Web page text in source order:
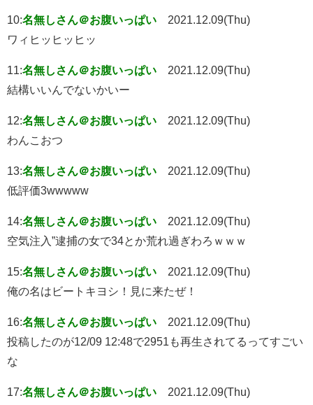
10:名無しさん＠お腹いっぱい
2021.12.09(Thu)
ワィヒッヒッヒッ
11:名無しさん＠お腹いっぱい
2021.12.09(Thu)
結構いいんでないかいー
12:名無しさん＠お腹いっぱい
2021.12.09(Thu)
わんこおつ
13:名無しさん＠お腹いっぱい
2021.12.09(Thu)
低評価3wwwww
14:名無しさん＠お腹いっぱい
2021.12.09(Thu)
空気注入”逮捕の女で34とか荒れ過ぎわろｗｗｗ
15:名無しさん＠お腹いっぱい
2021.12.09(Thu)
俺の名はビートキヨシ！見に来たぜ！
16:名無しさん＠お腹いっぱい
2021.12.09(Thu)
投稿したのが12/09 12:48で2951も再生されてるってすごい
な
17:名無しさん＠お腹いっぱい
2021.12.09(Thu)